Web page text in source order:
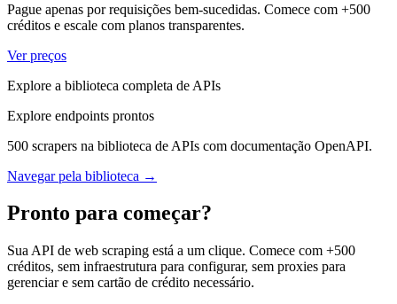
Pague apenas por requisições bem-sucedidas. Comece com +500
créditos e escale com planos transparentes.
Ver preços
Explore a biblioteca completa de APIs
Explore endpoints prontos
500 scrapers na biblioteca de APIs com documentação OpenAPI.
Navegar pela biblioteca →
Pronto para começar?
Sua API de web scraping está a um clique. Comece com +500
créditos, sem infraestrutura para configurar, sem proxies para
gerenciar e sem cartão de crédito necessário.